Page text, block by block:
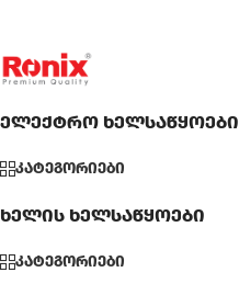
ელექტრო ხელსაწყოები
კატეგორიები
ხელის ხელსაწყოები
კატეგორიები